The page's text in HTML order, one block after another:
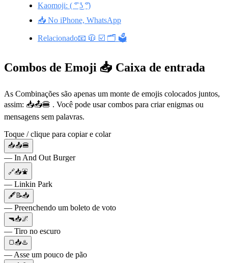
Kaomoji: ( ͡° ͜ʖ ͡°)
📥 No iPhone, WhatsApp
Relacionado📧 🧥 ☑️ 🗂️ 🗳️
Combos de Emoji 📥 Caixa de entrada
As Combinações são apenas um monte de emojis colocados juntos,
assim: 📥📤🍔 . Você pode usar combos para criar enigmas ou
mensagens sem palavras.
Toque / clique para copiar e colar
📥📤🍔
— In And Out Burger
🔗📥⛲️
— Linkin Park
🖋📝📥
— Preenchendo um boleto de voto
🔫📥🌌
— Tiro no escuro
🍞📥♨️
— Asse um pouco de pão